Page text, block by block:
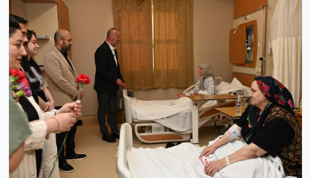
çekti. Avrupa Leylek Köyleri Ağı’nın Bulgaristan’daki 23.
Uluslararası Buluşması’nda Karacabey’in doğal mirası,
Eskikaraağaç Leylek Köyü, Yaren Leylek hikâyesi ve
Uluabat Gölü’nün biyolojik zenginliği kapsamlı şekilde
tanıtılırken, Karacabey’in 2028 yılında organizasyona ev
sahipliği yapması önerisi de gündeme geldi. Belediye
Başkan Yardımcısı Bora Akın, Başkan Fatih Karabatı’nın
vizyonuyla Karacabey’in doğa turizminde örnek bir
merkez haline gelmesi için çalışmaların kararlılıkla
sürdüğünü vurguladı.